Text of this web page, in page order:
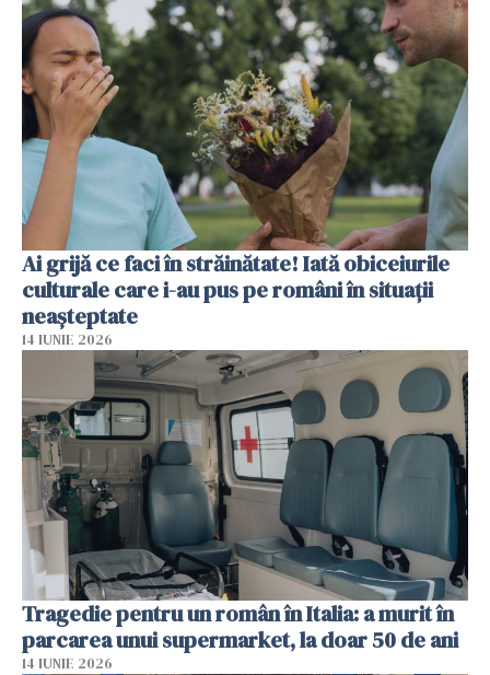
Ai grijă ce faci în străinătate! Iată obiceiurile
culturale care i-au pus pe români în situații
neașteptate
14 IUNIE 2026
Tragedie pentru un român în Italia: a murit în
parcarea unui supermarket, la doar 50 de ani
14 IUNIE 2026